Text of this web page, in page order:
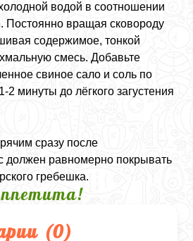
водой в соотношении
Постоянно вращая сковороду
содержимое, тонкой
смесь. Добавьте
свиное сало и соль по
2 минуты до лёгкого загустения
сразу после
должен равномерно покрывать
гребешка.
(0)